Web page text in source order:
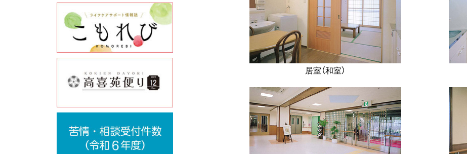
居室（和室）